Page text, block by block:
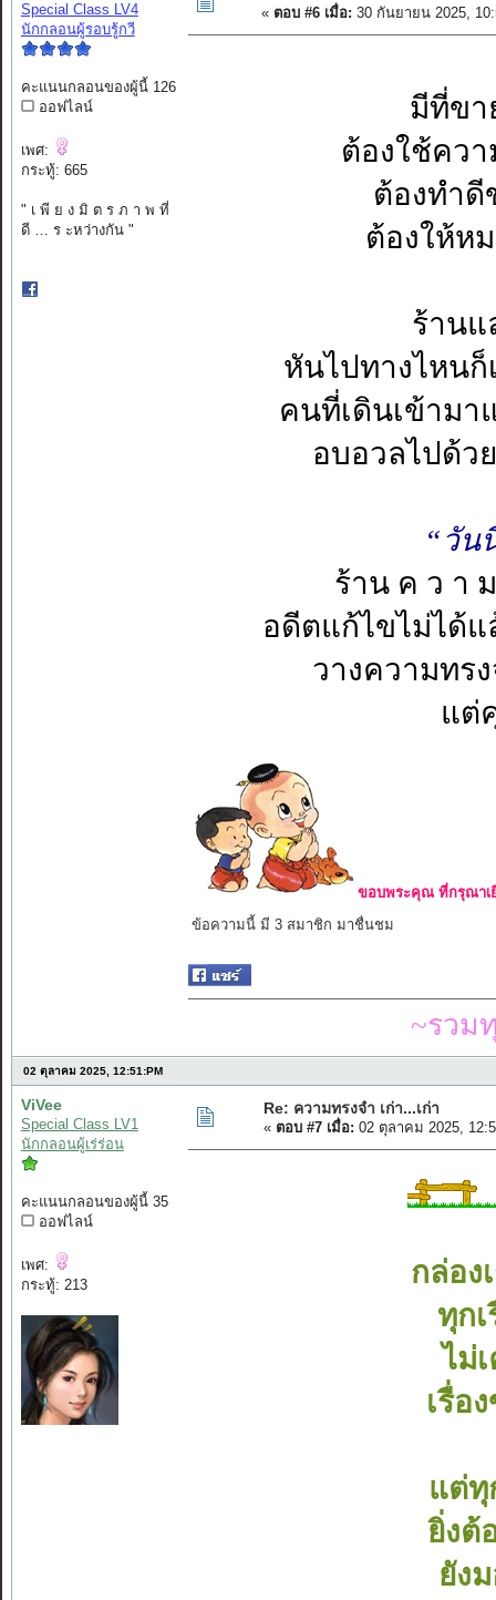
Special Class LV4
นักกลอนผู้รอบรู้กวี
คะแนนกลอนของผู้นี้ 126
ออฟไลน์
เพศ:
กระทู้: 665
" เ พี ย ง มิ ต ร ภ า พ ที่
ดี … ร ะหว่างกัน "
« ตอบ #6 เมื่อ: 30 กันยายน 2025,
มีที่ขา
ต้องใช้คว
ต้องทำดี
ต้องให้ห
ร้านแ
หันไปทางไหน
คนที่เดินเข้าม
อบอวลไปด้ว
“วัน
ร้าน ค ว า
อดีตแก้ไขไม่ได้แ
วางความทร
แต่
ขอบพระคุณ ที่กรุณาเ
ข้อความนี้ มี 3 สมาชิก มาชื่นชม
~รวม
02 ตุลาคม 2025, 12:51:PM
ViVee
Special Class LV1
นักกลอนผู้เร่ร่อน
คะแนนกลอนของผู้นี้ 35
ออฟไลน์
เพศ:
กระทู้: 213
Re: ความทรงจำ เก่า...เก่า
« ตอบ #7 เมื่อ: 02 ตุลาคม 2025,
กล่อง
ทุก
ไม่
เรื่อ
แต่ทุ
ยิ่งต้
ยัง